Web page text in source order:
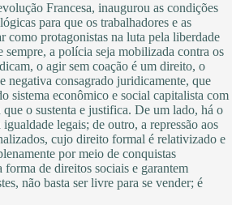
Francesa, inaugurou as condições
para que os trabalhadores e as
como protagonistas na luta pela liberdade
sempre, a polícia seja mobilizada contra os
o agir sem coação é um direito, o
negativa consagrado juridicamente, que
sistema econômico e social capitalista com
o sustenta e justifica. De um lado, há o
legais; de outro, a repressão aos
cujo direito formal é relativizado e
por meio de conquistas
forma de direitos sociais e garantem
não basta ser livre para se vender; é